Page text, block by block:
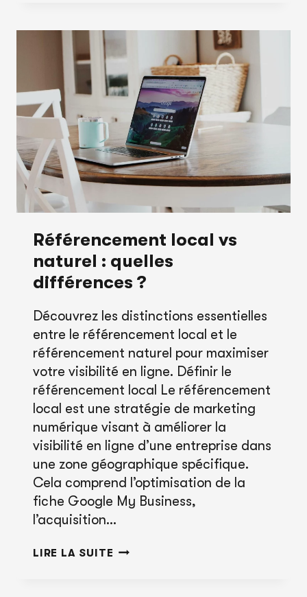
LE
PAYANT
CONVIENT
TOUTES
LES
ENTREPRISES
?
Référencement local vs
naturel : quelles
différences ?
Découvrez les distinctions essentielles
entre le référencement local et le
référencement naturel pour maximiser
votre visibilité en ligne. Définir le
référencement local Le référencement
local est une stratégie de marketing
numérique visant à améliorer la
visibilité en ligne d’une entreprise dans
une zone géographique spécifique.
Cela comprend l’optimisation de la
fiche Google My Business,
l’acquisition…
LIRE LA SUITE RÉFÉRENCEMENT